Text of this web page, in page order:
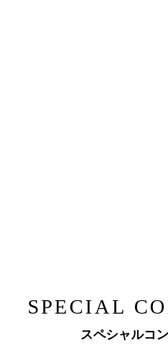
SPECIAL
スペシャルコ